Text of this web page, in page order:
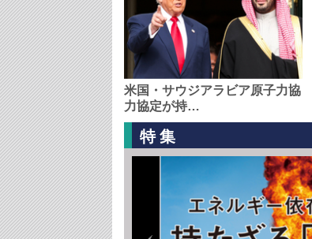
米国・サウジアラビア原子力協
力協定が持…
特集